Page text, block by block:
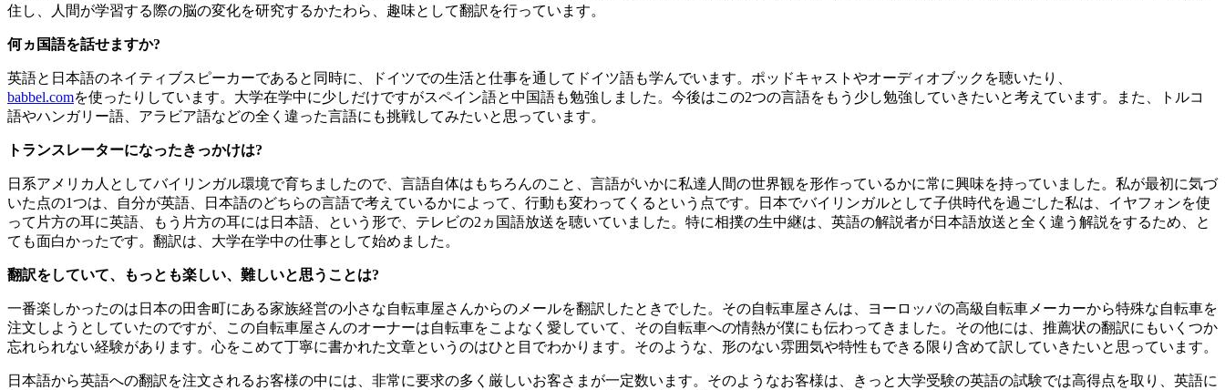
住し、人間が学習する際の脳の変化を研究するかたわら、趣味として翻訳を行っています。
何ヵ国語を話せますか?
英語と日本語のネイティブスピーカーであると同時に、ドイツでの生活と仕事を通してドイツ語も学んでいます。ポッドキャストやオーディオブックを聴いたり、
babbel.comを使ったりしています。大学在学中に少しだけですがスペイン語と中国語も勉強しました。今後はこの2つの言語をもう少し勉強していきたいと考えています。また、トルコ
語やハンガリー語、アラビア語などの全く違った言語にも挑戦してみたいと思っています。
トランスレーターになったきっかけは?
日系アメリカ人としてバイリンガル環境で育ちましたので、言語自体はもちろんのこと、言語がいかに私達人間の世界観を形作っているかに常に興味を持っていました。私が最初に気づ
いた点の1つは、自分が英語、日本語のどちらの言語で考えているかによって、行動も変わってくるという点です。日本でバイリンガルとして子供時代を過ごした私は、イヤフォンを使
って片方の耳に英語、もう片方の耳には日本語、という形で、テレビの2ヵ国語放送を聴いていました。特に相撲の生中継は、英語の解説者が日本語放送と全く違う解説をするため、と
ても面白かったです。翻訳は、大学在学中の仕事として始めました。
翻訳をしていて、もっとも楽しい、難しいと思うことは?
一番楽しかったのは日本の田舎町にある家族経営の小さな自転車屋さんからのメールを翻訳したときでした。その自転車屋さんは、ヨーロッパの高級自転車メーカーから特殊な自転車を
注文しようとしていたのですが、この自転車屋さんのオーナーは自転車をこよなく愛していて、その自転車への情熱が僕にも伝わってきました。その他には、推薦状の翻訳にもいくつか
忘れられない経験があります。心をこめて丁寧に書かれた文章というのはひと目でわかります。そのような、形のない雰囲気や特性もできる限り含めて訳していきたいと思っています。
日本語から英語への翻訳を注文されるお客様の中には、非常に要求の多く厳しいお客さまが一定数います。そのようなお客様は、きっと大学受験の英語の試験では高得点を取り、英語に